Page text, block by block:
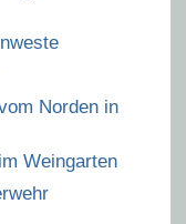
Norden in
Weingarten